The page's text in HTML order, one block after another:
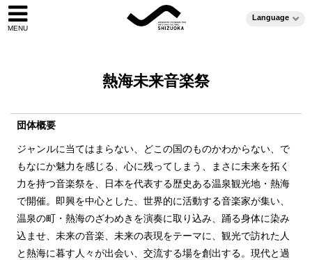
Language
熱海未来音楽祭
団体概要
ジャンルに当てはまらない、どこの国のものかわからない、で
もなにか魅力を感じる、心に残ってしまう、まさに未来を拓く
力を持つ音楽祭を、日本を代表する歴史ある温泉観光地・熱海
で開催。即興を中心とした、世界的に活動する音楽家が集い、
温泉の町・熱海のざわめきを演奏に取り込み、踊る身体に染み
込ませ、未来の音楽、未来の表現をテーマに、観光で訪れた人
と熱海に暮す人々が出会い、交流する場を創出する。現代と過